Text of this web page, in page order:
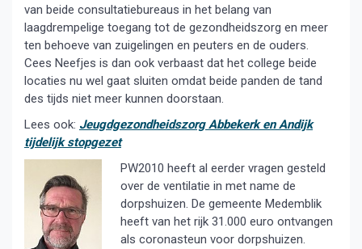
van beide consultatiebureaus in het belang van
laagdrempelige toegang tot de gezondheidszorg en meer
ten behoeve van zuigelingen en peuters en de ouders.
Cees Neefjes is dan ook verbaast dat het college beide
locaties nu wel gaat sluiten omdat beide panden de tand
des tijds niet meer kunnen doorstaan.
Lees ook: Jeugdgezondheidszorg Abbekerk en Andijk
tijdelijk stopgezet
PW2010 heeft al eerder vragen gesteld
over de ventilatie in met name de
dorpshuizen. De gemeente Medemblik
heeft van het rijk 31.000 euro ontvangen
als coronasteun voor dorpshuizen.